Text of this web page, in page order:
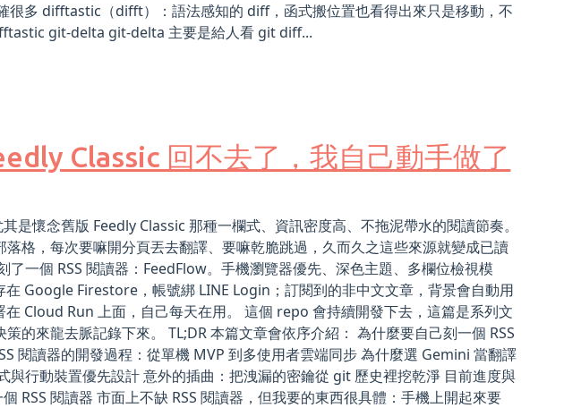
很多 difftastic（difft）：語法感知的 diff，函式搬位置也看得出來只是移動，不
git-delta git-delta 主要是給人看 git diff...
Classic 回不去了，我自己動手做了
是懷念舊版 Feedly Classic 那種一欄式、資訊密度高、不拖泥帶水的閱讀節奏。
格，每次要嘛開分頁丟去翻譯、要嘛乾脆跳過，久而久之這些來源就變成已讀
一個 RSS 閱讀器：FeedFlow。手機瀏覽器優先、深色主題、多欄位檢視模
Google Firestore，帳號綁 LINE Login；訂閱到的非中文文章，背景會自動用
Cloud Run 上面，自己每天在用。 這個 repo 會持續開發下去，這篇是系列文
的來龍去脈記錄下來。 TL;DR 本篇文章會依序介紹： 為什麼要自己刻一個 RSS
閱讀器的開發過程：從單機 MVP 到多使用者雲端同步 為什麼選 Gemini 當翻譯
與行動裝置優先設計 意外的插曲：把洩漏的密鑰從 git 歷史裡挖乾淨 目前進度與
RSS 閱讀器 市面上不缺 RSS 閱讀器，但我要的東西很具體：手機上開起來要